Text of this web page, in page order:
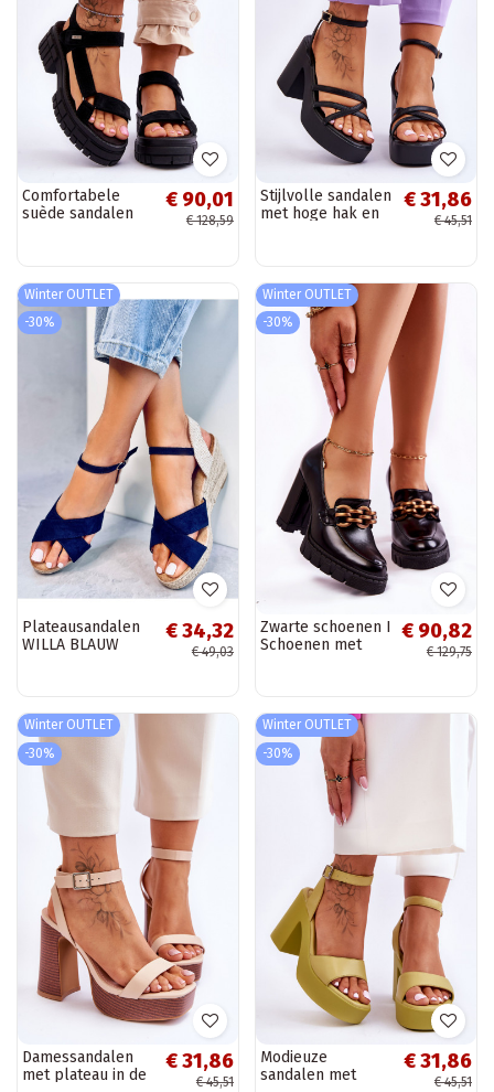
Comfortabele
suède sandalen
€ 90,01
€ 128,59
Stijlvolle sandalen
met hoge hak en
€ 31,86
€ 45,51
Winter OUTLET
-30%
Plateausandalen
WILLA BLAUW
€ 34,32
€ 49,03
Winter OUTLET
-30%
Zwarte schoenen I
Schoenen met
€ 90,82
€ 129,75
Winter OUTLET
-30%
Damessandalen
met plateau in de
€ 31,86
€ 45,51
Winter OUTLET
-30%
Modieuze
sandalen met
€ 31,86
€ 45,51